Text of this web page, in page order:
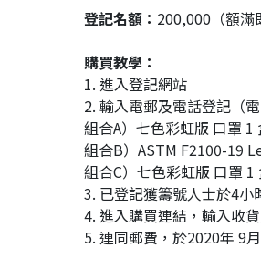
登記名額： 200,000（額滿
購買教學：
1. 進入登記網站
2. 輸入電郵及電話登記（
組合A）七色彩虹版 口罩 1
組合B）ASTM F2100-19
組合C）七色彩虹版 口罩
3. 已登記獲籌號人士於4
4. 進入購買連結，輸入收
5. 連同郵費，於2020年 9